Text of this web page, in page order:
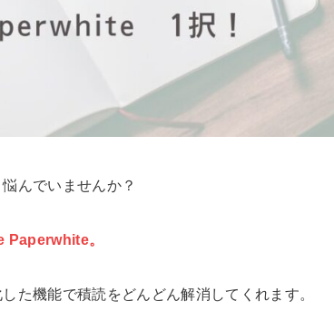
んでいませんか？
Paperwhite。
た機能で積読をどんどん解消してくれます。